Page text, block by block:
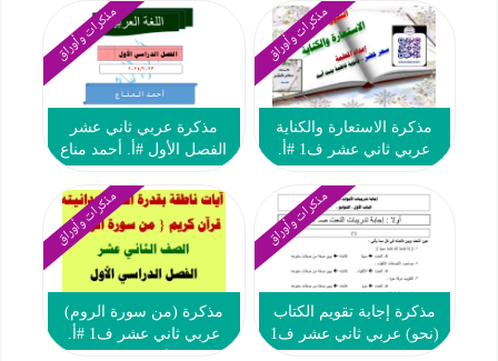
مذكرات وأوراق
مذكرة الاستعارة والكناية
عربي ثاني عشر ف1 #أ.
مذكرات وأوراق
مذكرة عربي ثاني عشر
الفصل الأول #أ. أحمد مناع
مذكرات وأوراق
مذكرة إجابة تقويم الكتاب
(نحو) عربي ثاني عشر ف1
مذكرات وأوراق
مذكرة (من سورة الروم)
عربي ثاني عشر ف1 #أ.